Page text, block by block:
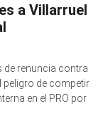
a Villarruel
de renuncia contra
peligro de competir
en el PRO por